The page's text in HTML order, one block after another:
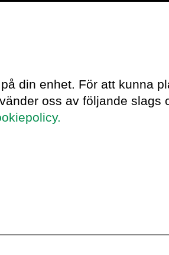
din enhet. För att kunna
oss av följande slags